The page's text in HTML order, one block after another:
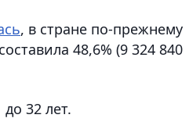
, в стране по-прежнему
48,6% (9 324 840
до 32 лет.